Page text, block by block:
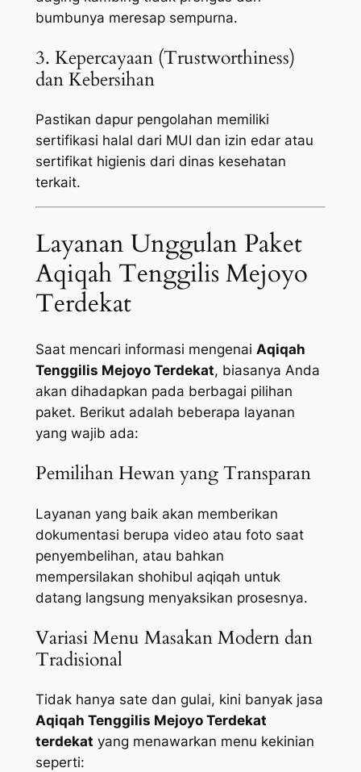
bumbunya meresap sempurna.
3. Kepercayaan (Trustworthiness)
dan Kebersihan
Pastikan dapur pengolahan memiliki
sertifikasi halal dari MUI dan izin edar atau
sertifikat higienis dari dinas kesehatan
terkait.
Layanan Unggulan Paket
Aqiqah Tenggilis Mejoyo
Terdekat
Saat mencari informasi mengenai Aqiqah
Tenggilis Mejoyo Terdekat, biasanya Anda
akan dihadapkan pada berbagai pilihan
paket. Berikut adalah beberapa layanan
yang wajib ada:
Pemilihan Hewan yang Transparan
Layanan yang baik akan memberikan
dokumentasi berupa video atau foto saat
penyembelihan, atau bahkan
mempersilakan shohibul aqiqah untuk
datang langsung menyaksikan prosesnya.
Variasi Menu Masakan Modern dan
Tradisional
Tidak hanya sate dan gulai, kini banyak jasa
Aqiqah Tenggilis Mejoyo Terdekat
terdekat yang menawarkan menu kekinian
seperti: